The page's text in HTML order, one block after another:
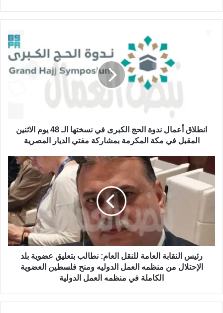
انطلاق أعمال ندوة الحج الكبرى في نسختها الـ 48 يوم الاثنين
المقبل في مكة المكرمة بمشاركة مفتي الديار المصرية
رئيس النقابة العامة للنقل العام: نطالب بتعليق عضوية بلد
الإحتلال من منظمه العمل الدوليه ومنح فلسطين العضوية
الكاملة في منظمه العمل الدولية